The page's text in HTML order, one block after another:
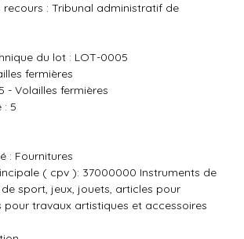
: Tribunal administratif de
du lot : LOT-0005
fermières
- Volailles fermières
: 5
: Fournitures
( cpv ): 37000000 Instruments de
sport, jeux, jouets, articles pour
pour travaux artistiques et accessoires